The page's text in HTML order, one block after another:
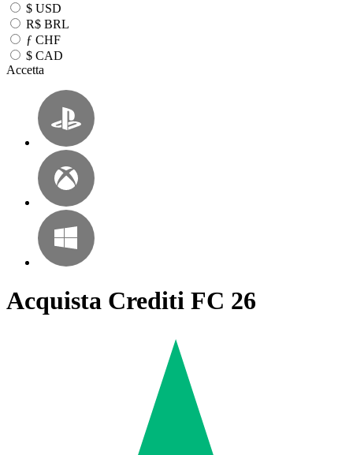
$ USD
R$ BRL
ƒ CHF
$ CAD
Accetta
Acquista Crediti FC 26